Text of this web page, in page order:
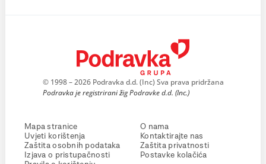
© 1998 – 2026 Podravka d.d. (Inc) Sva prava pridržana
Podravka je registrirani žig Podravke d.d. (Inc.)
Mapa stranice
Uvjeti korištenja
Zaštita osobnih podataka
Izjava o pristupačnosti
O nama
Kontaktirajte nas
Zaštita privatnosti
Postavke kolačića